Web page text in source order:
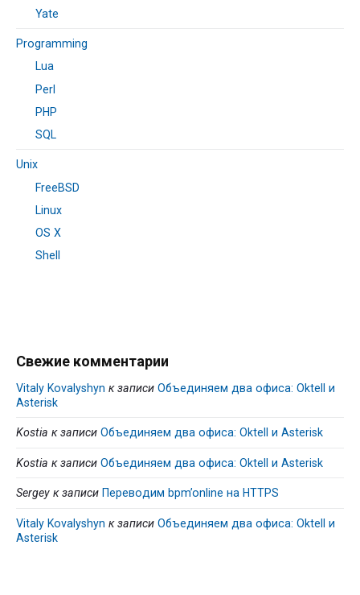
Yate
Programming
Lua
Perl
PHP
SQL
Unix
FreeBSD
Linux
OS X
Shell
Свежие комментарии
Vitaly Kovalyshyn к записи Объединяем два офиса: Oktell и
Asterisk
Kostia к записи Объединяем два офиса: Oktell и Asterisk
Kostia к записи Объединяем два офиса: Oktell и Asterisk
Sergey к записи Переводим bpm’online на HTTPS
Vitaly Kovalyshyn к записи Объединяем два офиса: Oktell и
Asterisk